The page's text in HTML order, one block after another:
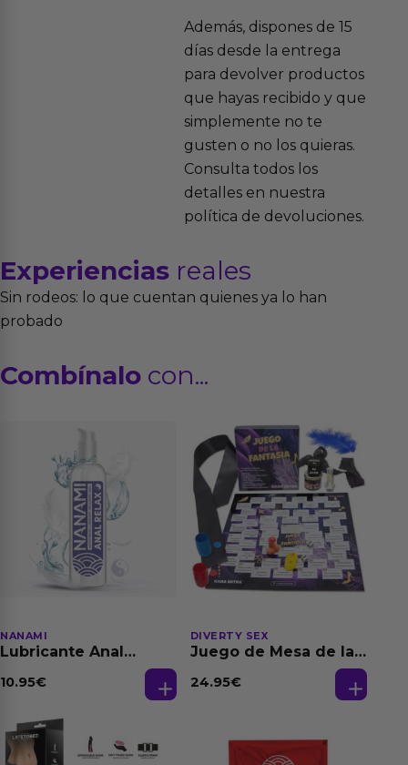
Además, dispones de 15
días desde la entrega
para devolver productos
que hayas recibido y que
simplemente no te
gusten o no los quieras.
Consulta todos los
detalles en nuestra
política de devoluciones.
Experiencias reales
Sin rodeos: lo que cuentan quienes ya lo han
probado
Combínalo con...
NANAMI
Lubricante Anal
Dilatación Base Agua
10.95€
DIVERTY SEX
Juego de Mesa de las
24.95€